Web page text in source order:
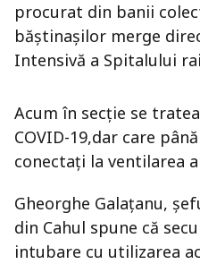
procurat din banii
băștinașilor merge
Intensivă a Spitalului
Acum în secție se
COVID-19,dar care
conectați la ventilarea
Gheorghe Galațanu,
din Cahul spune că
intubare cu utilizarea